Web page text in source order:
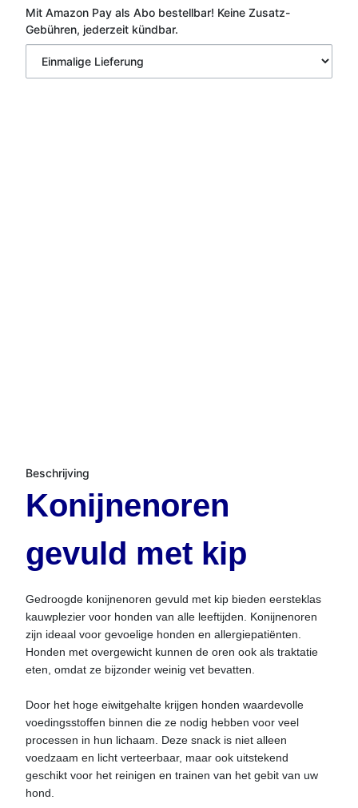
Mit Amazon Pay als Abo bestellbar! Keine Zusatz-
Gebühren, jederzeit kündbar.
Beschrijving
Konijnenoren
gevuld met kip
Gedroogde konijnenoren gevuld met kip bieden eersteklas
kauwplezier voor honden van alle leeftijden. Konijnenoren
zijn ideaal voor gevoelige honden en allergiepatiënten.
Honden met overgewicht kunnen de oren ook als traktatie
eten, omdat ze bijzonder weinig vet bevatten.
Door het hoge eiwitgehalte krijgen honden waardevolle
voedingsstoffen binnen die ze nodig hebben voor veel
processen in hun lichaam. Deze snack is niet alleen
voedzaam en licht verteerbaar, maar ook uitstekend
geschikt voor het reinigen en trainen van het gebit van uw
hond.